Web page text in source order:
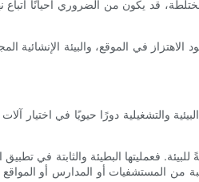
قد يكون من الضروري أحيانًا اتباع
في الموقع، والبيئة الإنشائية
والتشغيلية دورًا حيويًا في اختيار
للبيئة. فعمليتها البطيئة والثابتة في
من المستشفيات أو المدارس أو